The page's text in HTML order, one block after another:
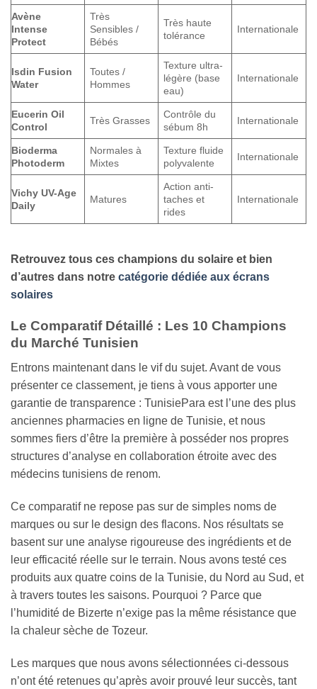
Avène
Intense
Protect
Très
Sensibles /
Bébés
Très haute
tolérance
Internationale
Isdin Fusion
Water
Toutes /
Hommes
Texture ultra-
légère (base
eau)
Internationale
Eucerin Oil
Control
Très Grasses
Contrôle du
sébum 8h
Internationale
Bioderma
Photoderm
Normales à
Mixtes
Texture fluide
polyvalente
Internationale
Vichy UV-Age
Daily
Matures
Action anti-
taches et
rides
Internationale
Retrouvez tous ces champions du solaire et bien
d’autres dans notre catégorie dédiée aux écrans
solaires
Le Comparatif Détaillé : Les 10 Champions
du Marché Tunisien
Entrons maintenant dans le vif du sujet. Avant de vous
présenter ce classement, je tiens à vous apporter une
garantie de transparence : TunisiePara est l’une des plus
anciennes pharmacies en ligne de Tunisie, et nous
sommes fiers d’être la première à posséder nos propres
structures d’analyse en collaboration étroite avec des
médecins tunisiens de renom.
Ce comparatif ne repose pas sur de simples noms de
marques ou sur le design des flacons. Nos résultats se
basent sur une analyse rigoureuse des ingrédients et de
leur efficacité réelle sur le terrain. Nous avons testé ces
produits aux quatre coins de la Tunisie, du Nord au Sud, et
à travers toutes les saisons. Pourquoi ? Parce que
l’humidité de Bizerte n’exige pas la même résistance que
la chaleur sèche de Tozeur.
Les marques que nous avons sélectionnées ci-dessous
n’ont été retenues qu’après avoir prouvé leur succès, tant